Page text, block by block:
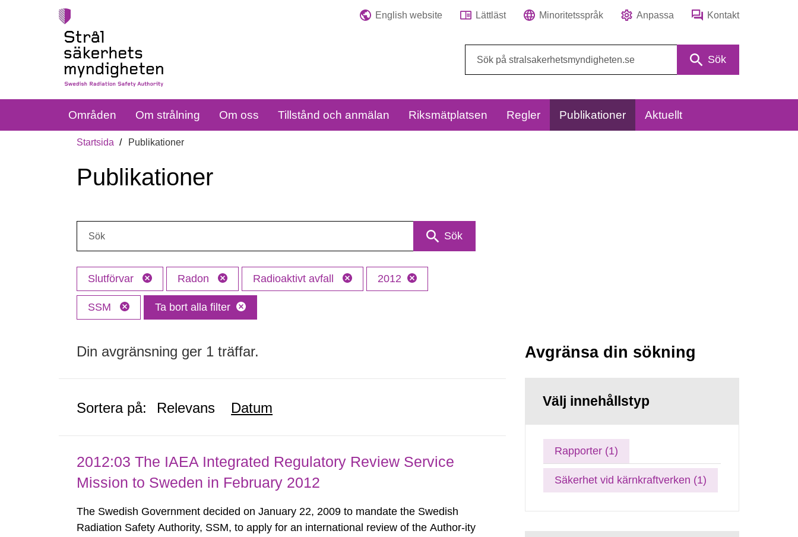
English website Lättläst Minoritetsspråk Anpassa Kontakt
Sök
Områden Om strålning Om oss Tillstånd och anmälan Riksmätplatsen Regler Publikationer Aktuellt
Startsida Publikationer
Publikationer
Sök
Slutförvar Radon Radioaktivt avfall 2012
SSM Ta bort alla filter
Din avgränsning ger 1 träffar.
Sortera på: Relevans Datum
2012:03 The IAEA Integrated Regulatory Review Service
Mission to Sweden in February 2012
The Swedish Government decided on January 22, 2009 to mandate the Swedish
Radiation Safety Authority, SSM, to apply for an international review of the Author-ity
Avgränsa din sökning
Välj innehållstyp
Rapporter (1)
Säkerhet vid kärnkraftverken (1)